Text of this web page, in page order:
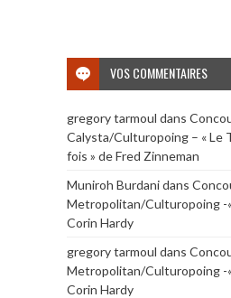
VOS COMMENTAIRES
gregory tarmoul dans
Calysta/Culturopoing – « Le
fois » de Fred Zinneman
Muniroh Burdanidans
Metropolitan/Culturopoing -
Corin Hardy
gregory tarmoul dans
Metropolitan/Culturopoing -
Corin Hardy